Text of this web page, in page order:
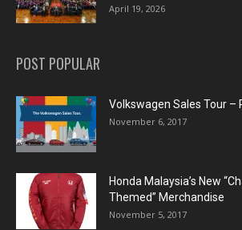
April 19, 2026
POST POPULAR
Volkswagen Sales Tour –
November 6, 2017
Honda Malaysia’s New
Themed” Merchandise
November 5, 2017